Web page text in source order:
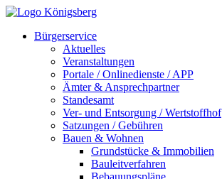
Bürgerservice
Aktuelles
Veranstaltungen
Portale / Onlinedienste / APP
Ämter & Ansprechpartner
Standesamt
Ver- und Entsorgung / Wertstoffhof
Satzungen / Gebühren
Bauen & Wohnen
Grundstücke & Immobilien
Bauleitverfahren
Bebauungspläne